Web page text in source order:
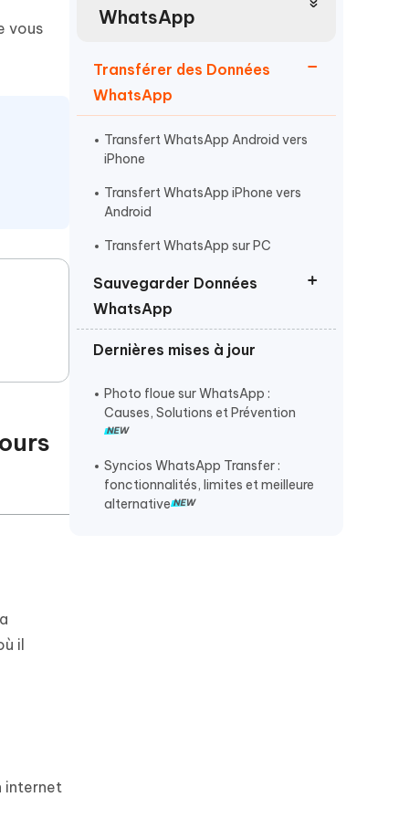
Plus de conseils utiles
étonnantes
Regarder maintenant
WhatsApp
Transférer des Données
WhatsApp
Transfert WhatsApp Android vers
iPhone
Transfert WhatsApp iPhone vers
Android
Transfert WhatsApp sur PC
Sauvegarder Données
WhatsApp
Sauvegarder données WhatsApp
Sauvegarder données WhatsApp
Android
Sauvegarder WhatsApp impossible
Dernières mises à jour
Photo floue sur WhatsApp :
Causes, Solutions et Prévention
Syncios WhatsApp Transfer :
fonctionnalités, limites et meilleure
alternative
vous
il
internet